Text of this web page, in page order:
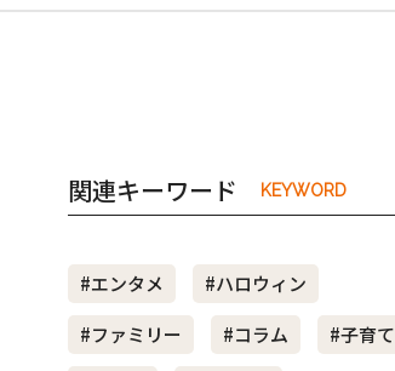
関連キーワード KEYWORD
#エンタメ
#ハロウィン
#ファミリー
#コラム
#子育て